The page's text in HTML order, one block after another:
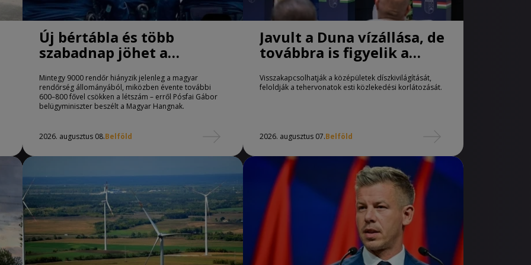
Új bértábla és több
szabadnap jöhet a
rendőröknél
Mintegy 9000 rendőr hiányzik jelenleg a magyar
rendőrség állományából, miközben évente további
600–800 fővel csökken a létszám – erről Pósfai Gábor
belügyminiszter beszélt a Magyar Hangnak.
2026. augusztus 08.Belföld
Javult a Duna vízállása, de
továbbra is figyelik a
paksi helyzetet
Visszakapcsolhatják a középületek díszkivilágítását,
feloldják a tehervonatok esti közlekedési korlátozását.
2026. augusztus 07.Belföld